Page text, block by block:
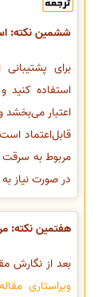
ششمین نکته:
برای
استفاده کنید
اعتبار
قابل‌اعتماد
مربوط به سرقت
در صورت نیاز
هفتمین نکته:
بعد از نگارش
ویراستاری